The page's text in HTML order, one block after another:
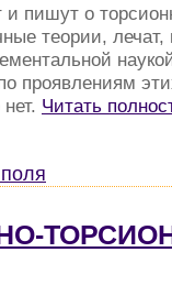
и пишут о
теории,
проявлениям
Читать